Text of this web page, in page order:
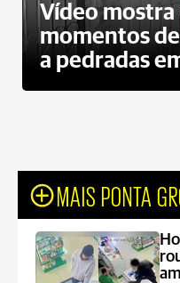
Vídeo
momentos
a pedradas
MAIS PONTA